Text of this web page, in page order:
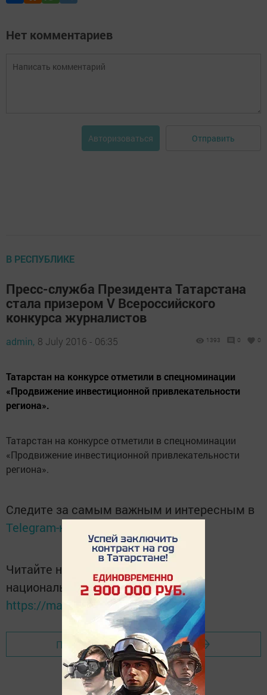
Нет комментариев
Авторизоваться Отправить
В РЕСПУБЛИКЕ
Пресс-служба Президента Татарстана
стала призером V Всероссийского
конкурса журналистов
admin, 8 July 2016 - 06:35 1393 0 0
Татарстан на конкурсе отметили в спецноминации
«Продвижение инвестиционной привлекательности
региона».
Татарстан на конкурсе отметили в спецноминации
«Продвижение инвестиционной привлекательности
региона».
Следите за самым важным и интересным в
Telegram-канале
Читайте новости Татарстана в
национальном мессенджере MАХ:
https://max.ru/tatmedia
Перейти на страницу новости